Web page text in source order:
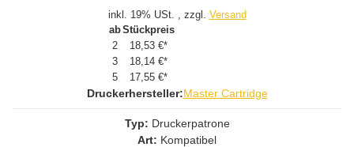
inkl. 19% USt. , zzgl. Versand
abStückpreis
2
18,53 €*
3
18,14 €*
5
17,55 €*
Druckerhersteller:Master Cartridge
Typ: Druckerpatrone
Art: Kompatibel